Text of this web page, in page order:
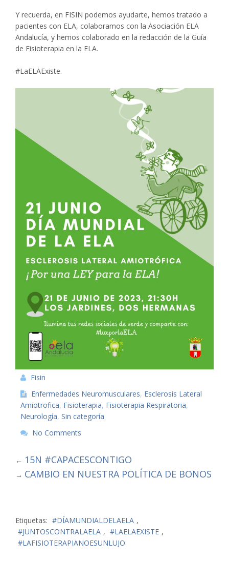
Y recuerda, en FISIN podemos ayudarte, hemos tratado a
pacientes con ELA, colaboramos con la Asociación ELA
Andalucía, y hemos colaborado en la redacción de la Guía
de Fisioterapia en la ELA.
#LaELAExiste.
Fisin
Enfermedades Neuromusculares, Esclerosis Lateral
Amiotrofica, Fisioterapia, Fisioterapia Respiratoria,
Neurología, Sin categoría
No Comments
← 15N #CAPACESCONTIGO
→ CAMBIO EN NUESTRA POLÍTICA DE BONOS
Etiquetas: #DÍAMUNDIALDELAELA ,
#JUNTOSCONTRALAELA , #LAELAEXISTE ,
#LAFISIOTERAPIANOESUNLUJO